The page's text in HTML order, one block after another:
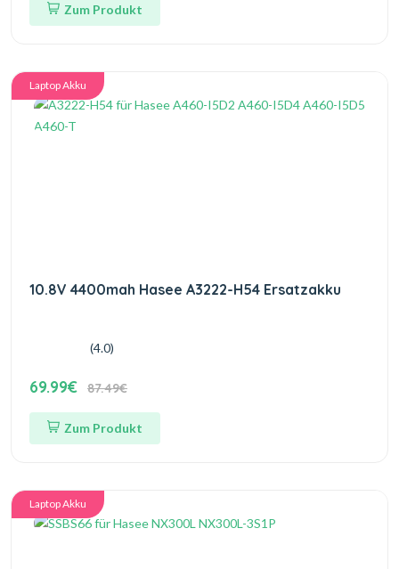
Zum Produkt
Laptop Akku
10.8V 4400mah Hasee A3222-H54 Ersatzakku
(4.0)
69.99€ 87.49€
Zum Produkt
Laptop Akku